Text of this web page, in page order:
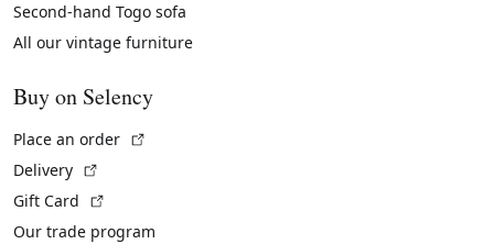
Second-hand Togo sofa
All our vintage furniture
Buy on Selency
Place an order
Delivery
Gift Card
Our trade program